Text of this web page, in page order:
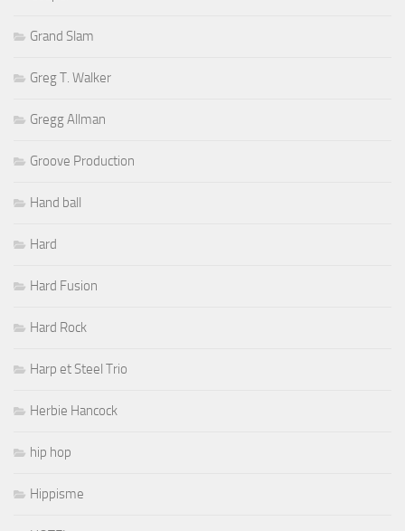
Grand Slam
Greg T. Walker
Gregg Allman
Groove Production
Hand ball
Hard
Hard Fusion
Hard Rock
Harp et Steel Trio
Herbie Hancock
hip hop
Hippisme